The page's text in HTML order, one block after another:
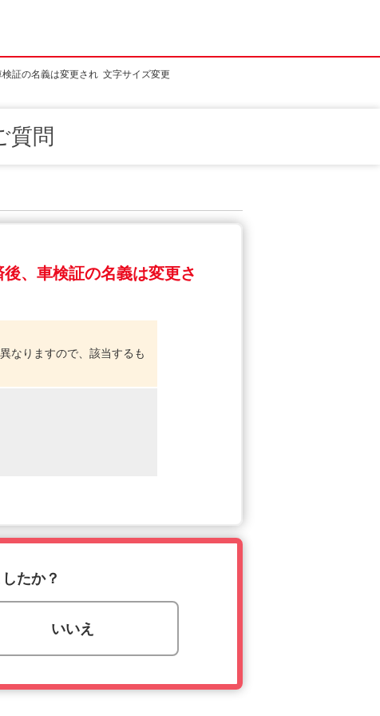
文字サイズ変更
証の名義は変更され
質問
、車検証の名義は変更さ
なりますので、該当するも
たか？
いいえ